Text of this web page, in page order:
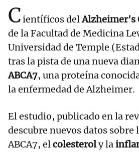
Científicos delAlzheimer's
de la Facultad de Medicina
Universidad de Temple
tras la pista de una nueva
ABCA7, una proteína
la enfermedad de Alzheimer.
El estudio, publicado en la
descubre nuevos datos
ABCA7, elcolesteroly la